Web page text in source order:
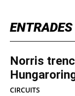
Norris
CIRCUITS